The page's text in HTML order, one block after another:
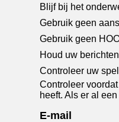
Blijf bij het
Gebruik geen
Gebruik geen
Houd uw
Controleer uw
Controleer
heeft. Als er al
E-mail